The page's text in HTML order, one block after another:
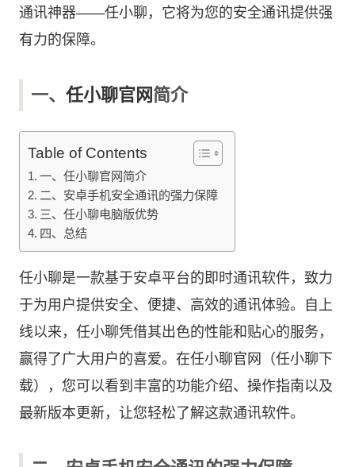
通讯神器——任小聊 ，它将为您的安全通讯提供强
有力的保障。
一、 任小聊官网简介
Table of Contents
一、任小聊官网简介
二、安卓手机安全通讯的强力保障
三、任小聊电脑版优势
四、总结
任小聊是一款基于安卓平台的即时通讯软件，致力
于为用户提供安全、便捷、高效的通讯体验。自上
线以来，任小聊凭借其出色的性能和贴心的服务，
赢得了广大用户的喜爱。在任小聊官网（任小聊下
载），您可以看到丰富的功能介绍、操作指南以及
最新版本更新，让您轻松了解这款通讯软件。